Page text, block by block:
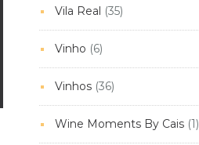
Vila Real (35)
Vinho (6)
Vinhos(36)
Wine Moments By Cais(1)